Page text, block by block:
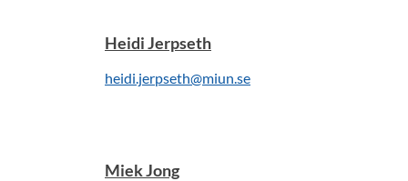
Heidi Jerpseth
heidi.jerpseth@miun.se
Miek Jong